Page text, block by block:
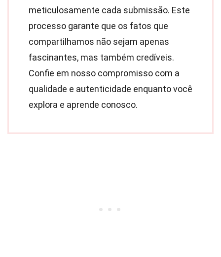
meticulosamente cada submissão. Este
processo garante que os fatos que
compartilhamos não sejam apenas
fascinantes, mas também credíveis.
Confie em nosso compromisso com a
qualidade e autenticidade enquanto você
explora e aprende conosco.